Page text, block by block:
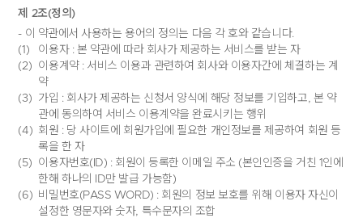
제 2조(정의)
- 이 약관에서 사용하는 용어의 정의는 다음 각 호와 같습니다.
(1)
이용자 : 본 약관에 따라 회사가 제공하는 서비스를 받는 자
(2)
이용계약 : 서비스 이용과 관련하여 회사와 이용자간에 체결하는 계
약
(3)
가입 : 회사가 제공하는 신청서 양식에 해당 정보를 기입하고, 본 약
관에 동의하여 서비스 이용계약을 완료시키는 행위
(4) 회원 : 당 사이트에 회원가입에 필요한 개인정보를 제공하여 회원 등
록을 한 자
(5)
이용자번호(ID) : 회원이 등록한 이메일 주소 (본인인증을 거친 1인에
한해 하나의 ID만 발급 가능함)
(6) 비밀번호(PASS WORD) : 회원의 정보 보호를 위해 이용자 자신이
설정한 영문자와 숫자, 특수문자의 조합